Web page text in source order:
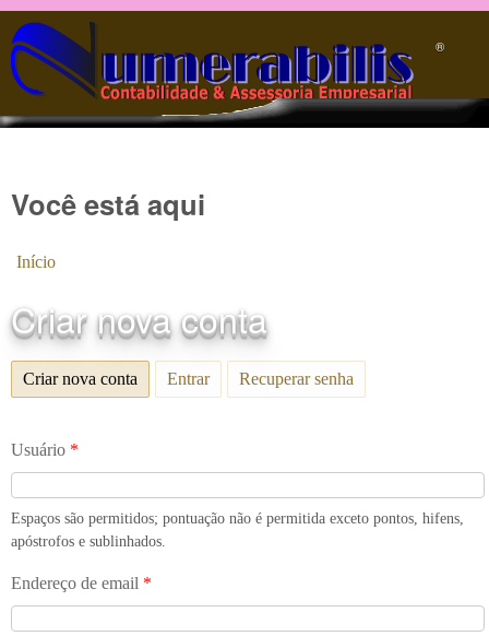
Pular para o conteúdo principal
®️
Você está aqui
Início
Criar nova conta
Criar nova conta (aba ativa)
Entrar Recuperar senha
Usuário *
Espaços são permitidos; pontuação não é permitida exceto pontos, hifens,
apóstrofos e sublinhados.
Endereço de email *